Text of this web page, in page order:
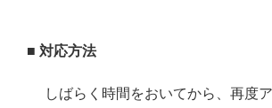
■ 対応方法
しばらく時間をおいてから、再度